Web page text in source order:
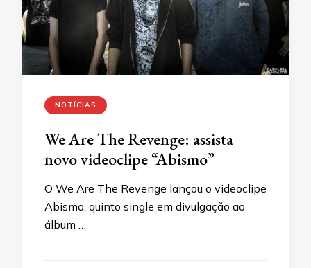
NOTÍCIAS
We Are The Revenge: assista
novo videoclipe “Abismo”
O We Are The Revenge lançou o videoclipe
Abismo, quinto single em divulgação ao
álbum …